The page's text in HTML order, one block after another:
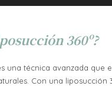
360º?
una técnica avanzada
Con una